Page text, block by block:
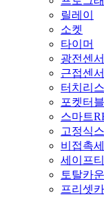
릴레이
소켓
타이머
광전센
근접센
터치리
포켓터
스마트
고정식
비접촉
세이프
토탈카
프리셋